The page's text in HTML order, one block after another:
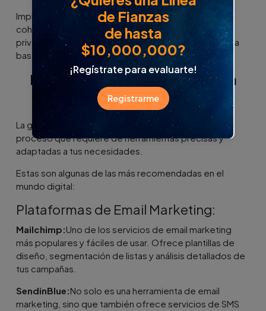
Implementando estas estrategias de manera
coherente y respetando siempre las normas de
privacidad, tu Pyme estará en camino de construir una
base de correos sólida y comprometida.
Herramientas para gestionar la
base de correos de tu Pyme
La gestión y expansión de una lista de correos es un
proceso que requiere de herramientas precisas y
adaptadas a tus necesidades.
Estas son algunas de las más recomendadas en el
mundo digital:
Plataformas de Email Marketing:
Mailchimp:Uno de los servicios de email marketing
más populares y fáciles de usar. Ofrece plantillas de
diseño, segmentación de listas y análisis detallados de
tus campañas.
SendinBlue:No solo es una herramienta de email
marketing, sino que también ofrece servicios de SMS
de Fianzas
de hasta
$10,000,000?
¡Regístrate para evaluarte!
Registrarme